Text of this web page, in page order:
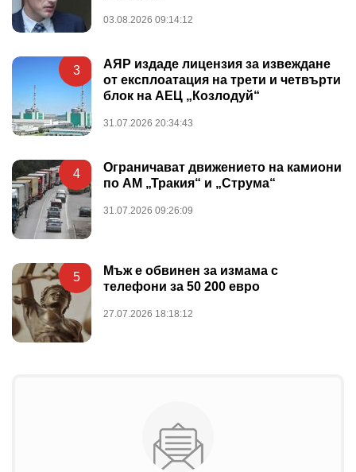
03.08.2026 09:14:12
3
АЯР издаде лицензия за извеждане
от експлоатация на трети и четвърти
блок на АЕЦ „Козлодуй“
31.07.2026 20:34:43
4
Ограничават движението на камиони
по АМ „Тракия“ и „Струма“
31.07.2026 09:26:09
5
Мъж е обвинен за измама с
телефони за 50 200 евро
27.07.2026 18:18:12